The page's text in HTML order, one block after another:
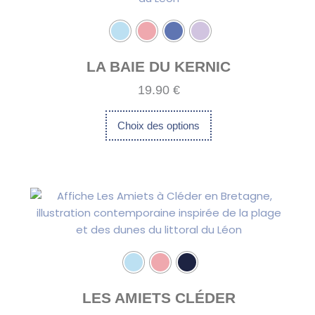
LA BAIE DU KERNIC
19.90 €
Choix des options
options
peuvent
être
sur
la
page
du
LES AMIETS CLÉDER
produit
a
plusieurs
Les
options
peuvent